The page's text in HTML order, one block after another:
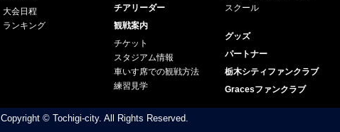
大会日程
ランキング
チアリーダー
観戦案内
チケット
スタジアム情報
車いす席での観戦方法
練習見学
スクール
グッズ
パートナー
栃木シティファンクラブ
Gracesファンクラブ
Copyright © Tochigi-city. All Rights Reserved.